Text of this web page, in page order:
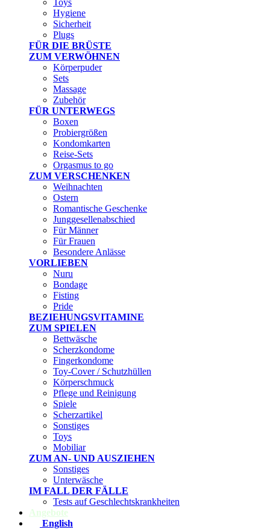
Toys
Hygiene
Sicherheit
Plugs
FÜR DIE BRÜSTE
ZUM VERWÖHNEN
Körperpuder
Sets
Massage
Zubehör
FÜR UNTERWEGS
Boxen
Probiergrößen
Kondomkarten
Reise-Sets
Orgasmus to go
ZUM VERSCHENKEN
Weihnachten
Ostern
Romantische Geschenke
Junggesellenabschied
Für Männer
Für Frauen
Besondere Anlässe
VORLIEBEN
Nuru
Bondage
Fisting
Pride
BEZIEHUNGSVITAMINE
ZUM SPIELEN
Bettwäsche
Scherzkondome
Fingerkondome
Toy-Cover / Schutzhüllen
Körperschmuck
Pflege und Reinigung
Spiele
Scherzartikel
Sonstiges
Toys
Mobiliar
ZUM AN- UND AUSZIEHEN
Sonstiges
Unterwäsche
IM FALL DER FÄLLE
Tests auf Geschlechtskrankheiten
Angebote
English